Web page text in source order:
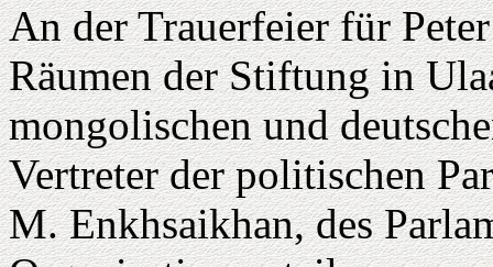
An der Trauerfeier für
Räumen der Stiftung in
mongolischen und
Vertreter der politischen
M. Enkhsaikhan, des